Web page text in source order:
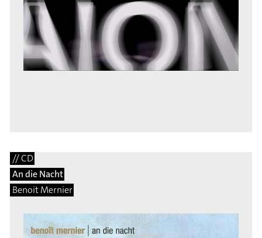
// CD
An die Nacht
Benoit Mernier